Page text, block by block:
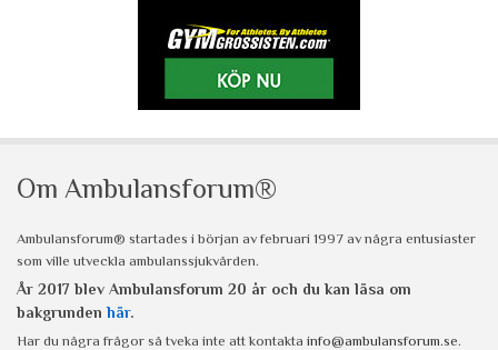
Om Ambulansforum®
Ambulansforum® startades i början av februari 1997 av några entusiaster
som ville utveckla ambulanssjukvården.
År 2017 blev Ambulansforum 20 år och du kan läsa om
bakgrunden här.
Har du några frågor så tveka inte att kontakta info@ambulansforum.se.